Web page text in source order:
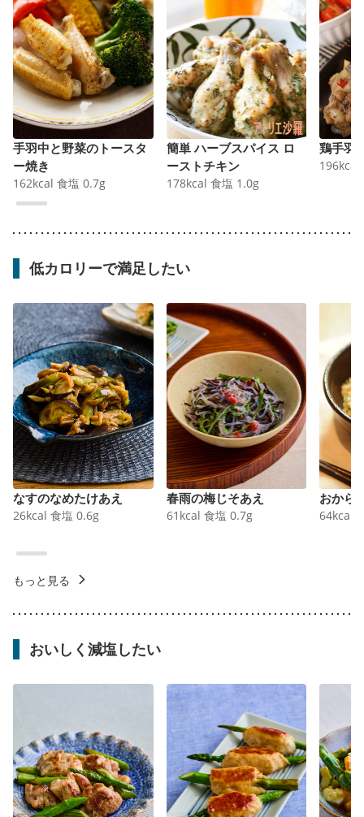
手羽中と野菜のトースタ
ー焼き
162kcal 食塩 0.7g
簡単 ハーブスパイス ロ
ーストチキン
178kcal 食塩 1.0g
鶏手羽
196kcal
低カロリーで満足したい
なすのなめたけあえ
26kcal 食塩 0.6g
春雨の梅じそあえ
61 kcal 食塩 0.7g
おから
64kcal
もっと見る
おいしく減塩したい